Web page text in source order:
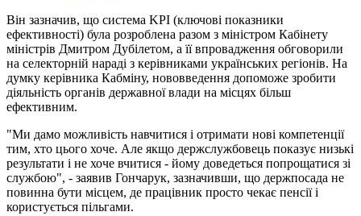
Він зазначив, що система KPI (ключові показники
ефективності) була розроблена разом з міністром Кабінету
міністрів Дмитром Дубілетом, а її впровадження обговорили
на селекторній нараді з керівниками українських регіонів. На
думку керівника Кабміну, нововведення допоможе зробити
діяльність органів державної влади на місцях більш
ефективним.
"Ми дамо можливість навчитися і отримати нові компетенції
тим, хто цього хоче. Але якщо держслужбовець показує низькі
результати і не хоче вчитися - йому доведеться попрощатися зі
службою", - заявив Гончарук, зазначивши, що держпосада не
повинна бути місцем, де працівник просто чекає пенсії і
користується пільгами.